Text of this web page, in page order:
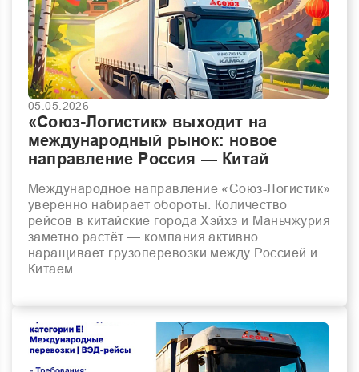
05.05.2026
«Союз-Логистик» выходит на
международный рынок: новое
направление Россия — Китай
Международное направление «Союз-Логистик»
уверенно набирает обороты. Количество
рейсов в китайские города Хэйхэ и Маньчжурия
заметно растёт — компания активно
наращивает грузоперевозки между Россией и
Китаем.